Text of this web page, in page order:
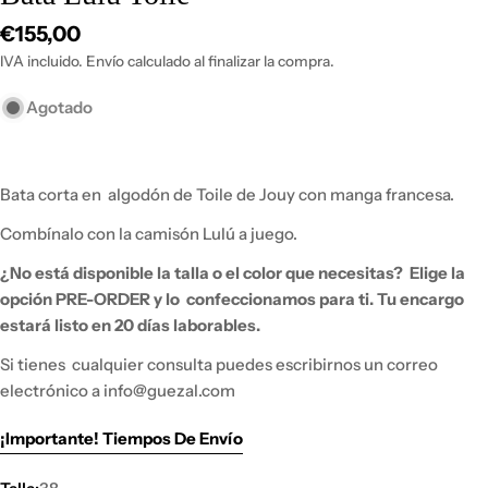
Precio
habitual
€155,00
IVA incluido. Envío calculado al finalizar la compra.
Agotado
Bata corta en algodón de Toile de Jouy con manga francesa.
Combínalo con la camisón Lulú a juego.
¿No está disponible la talla o el color que necesitas? Elige la
opción PRE-ORDER y lo confeccionamos para ti. Tu encargo
estará listo en 20 días laborables.
Si tienes cualquier consulta puedes escribirnos un correo
electrónico a info@guezal.com
¡Importante! Tiempos De Envío